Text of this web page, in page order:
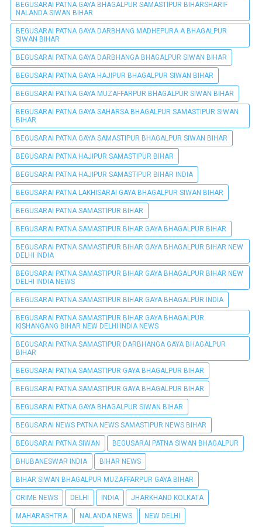
BEGUSARAI PATNA GAYA BHAGALPUR SAMASTIPUR BIHARSHARIF
NALANDA SIWAN BIHAR
BEGUSARAI PATNA GAYA DARBHANG MADHEPURA A BHAGALPUR
SIWAN BIHAR
BEGUSARAI PATNA GAYA DARBHANGA BHAGALPUR SIWAN BIHAR
BEGUSARAI PATNA GAYA HAJIPUR BHAGALPUR SIWAN BIHAR
BEGUSARAI PATNA GAYA MUZAFFARPUR BHAGALPUR SIWAN BIHAR
BEGUSARAI PATNA GAYA SAHARSA BHAGALPUR SAMASTIPUR SIWAN
BIHAR
BEGUSARAI PATNA GAYA SAMASTIPUR BHAGALPUR SIWAN BIHAR
BEGUSARAI PATNA HAJIPUR SAMASTIPUR BIHAR
BEGUSARAI PATNA HAJIPUR SAMASTIPUR BIHAR INDIA
BEGUSARAI PATNA LAKHISARAI GAYA BHAGALPUR SIWAN BIHAR
BEGUSARAI PATNA SAMASTIPUR BIHAR
BEGUSARAI PATNA SAMASTIPUR BIHAR GAYA BHAGALPUR BIHAR
BEGUSARAI PATNA SAMASTIPUR BIHAR GAYA BHAGALPUR BIHAR NEW
DELHI INDIA
BEGUSARAI PATNA SAMASTIPUR BIHAR GAYA BHAGALPUR BIHAR NEW
DELHI INDIA NEWS
BEGUSARAI PATNA SAMASTIPUR BIHAR GAYA BHAGALPUR INDIA
BEGUSARAI PATNA SAMASTIPUR BIHAR GAYA BHAGALPUR
KISHANGANG BIHAR NEW DELHI INDIA NEWS
BEGUSARAI PATNA SAMASTIPUR DARBHANGA GAYA BHAGALPUR
BIHAR
BEGUSARAI PATNA SAMASTIPUR GAYA BHAGALPUR BIHAR
BEGUSARAI PATNA SAMASTIPUR GAYA BHAGALPUR BIHAR
BEGUSARAI PÀTNA GAYA BHAGALPUR SIWAN BIHAR
BEGUSARAI NEWS PATNA NEWS SAMASTIPUR NEWS BIHAR
BEGUSARAI PATNA SIWAN BEGUSARAI PATNA SIWAN BHAGALPUR
BHUBANESWAR INDIA BIHAR NEWS
BIHAR SIWAN BHAGALPUR MUZAFFARPUR GAYA BIHAR
CRIME NEWS DELHI INDIA JHARKHAND KOLKATA
MAHARASHTRA NALANDA NEWS NEW DELHI